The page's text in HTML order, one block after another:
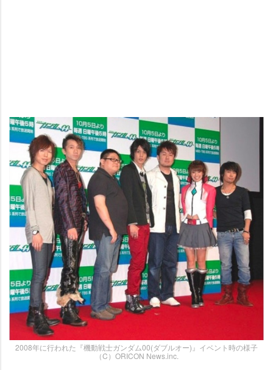
2008年に行われた『機動戦士ガンダム00(ダブルオー)』イベント時の様子
（C）ORICON News.inc.